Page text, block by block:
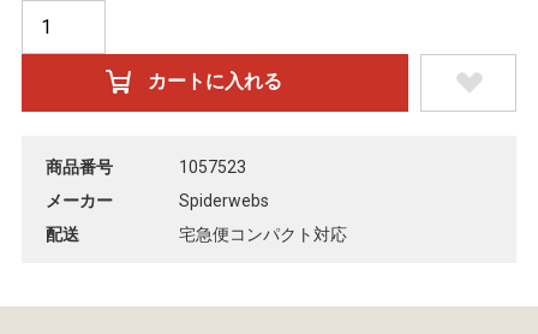
商品番号
1057523
メーカー
Spiderwebs
配送
宅急便コンパクト対応